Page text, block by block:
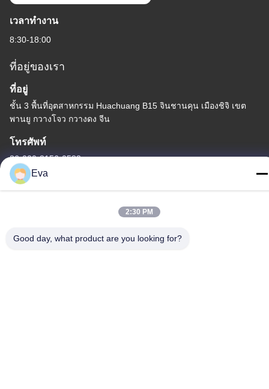
เวลาทํางาน
8:30-18:00
ที่อยู่ของเรา
ที่อยู่
ชั้น 3 พื้นที่อุตสาหกรรม Huachuang B15 จินชานคุน เมืองชิจิ เขต
พานยู กวางโจว กวางดง จีน
โทรศัพท์
86-020-3156-0583
(GUANGZHOU) BIO-TECH CO.,LTD สิทธิทั้งหมดถูกเก็บไว้
Eva
2:30 PM
Good day, what product are you looking for?